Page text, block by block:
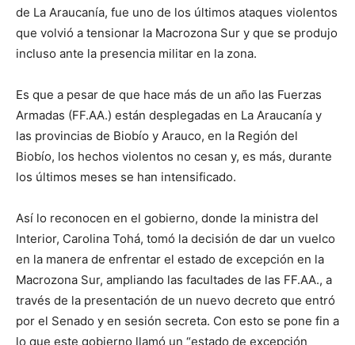
de La Araucanía, fue uno de los últimos ataques violentos
que volvió a tensionar la Macrozona Sur y que se produjo
incluso ante la presencia militar en la zona.
Es que a pesar de que hace más de un año las Fuerzas
Armadas (FF.AA.) están desplegadas en La Araucanía y
las provincias de Biobío y Arauco, en la Región del
Biobío, los hechos violentos no cesan y, es más, durante
los últimos meses se han intensificado.
Así lo reconocen en el gobierno, donde la ministra del
Interior, Carolina Tohá, tomó la decisión de dar un vuelco
en la manera de enfrentar el estado de excepción en la
Macrozona Sur, ampliando las facultades de las FF.AA., a
través de la presentación de un nuevo decreto que entró
por el Senado y en sesión secreta. Con esto se pone fin a
lo que este gobierno llamó un “estado de excepción